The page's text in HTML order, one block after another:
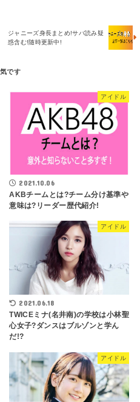
ジャニーズ身長まとめ!サバ読み疑
惑含む!随時更新中!
アイドル
2021.10.06
AKBチームとは?チーム分け基準や
意味は?リーダー歴代紹介!
アイドル
2021.06.18
TWICEミナ(名井南)の学校は小林聖
心女子?ダンスはブルゾンと学ん
だ!?
アイドル